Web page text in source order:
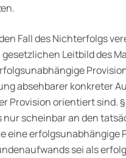
Fall des Nichterfolgs
Leitbild des
absehbarer konkreter
Provision orientiert sind. §
scheinbar an den
eine erfolgsunabhängige
sei als